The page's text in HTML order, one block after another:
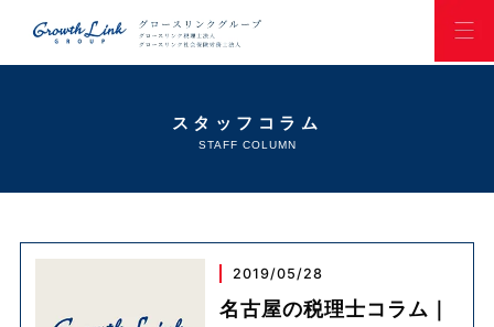
スタッフコラム
STAFF COLUMN
2019/05/28
名古屋の税理士コラム｜